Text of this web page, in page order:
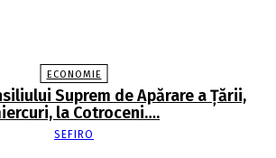
ECONOMIE
Suprem de Apărare a Ţării,
la Cotroceni….
SEFIRO